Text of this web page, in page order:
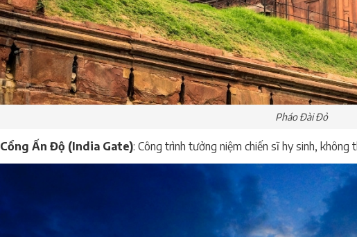
Pháo Đài Đỏ
Cổng Ấn Độ (India Gate): Công trình tưởng niệm chiến sĩ hy sinh, không